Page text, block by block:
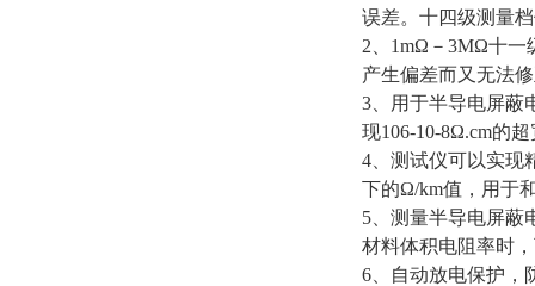
误差。十四级测量
2、1mΩ－3MΩ十一
产生偏差而又无法
3、用于半导电屏蔽
现106-10-8Ω.cm的
4、测试仪可以实现
下的Ω/km值，用于
5、测量半导电屏蔽
材料体积电阻率时
6、自动放电保护，